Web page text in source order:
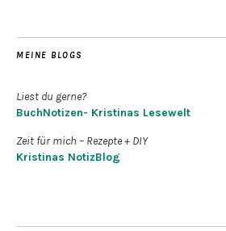
MEINE BLOGS
Liest du gerne?
BuchNotizen- Kristinas Lesewelt
Zeit für mich – Rezepte + DIY
Kristinas NotizBlog